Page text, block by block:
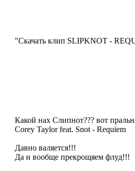
"Скачать клип SLIPKNOT -
Какой нах Слипнот??? вот
Corey Taylor feat. Snot - Requiem
Давно валяется!!!
Да и вообще прекрощяем флуд!!!